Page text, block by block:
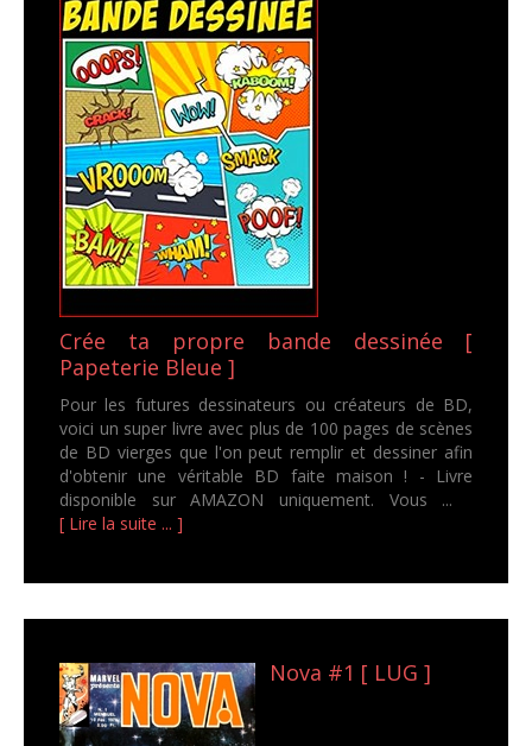
Crée ta propre bande dessinée [
Papeterie Bleue ]
Pour les futures dessinateurs ou créateurs de BD,
voici un super livre avec plus de 100 pages de scènes
de BD vierges que l'on peut remplir et dessiner afin
d'obtenir une véritable BD faite maison ! - Livre
disponible sur AMAZON uniquement. Vous ...
[ Lire la suite ... ]
Nova #1 [ LUG ]